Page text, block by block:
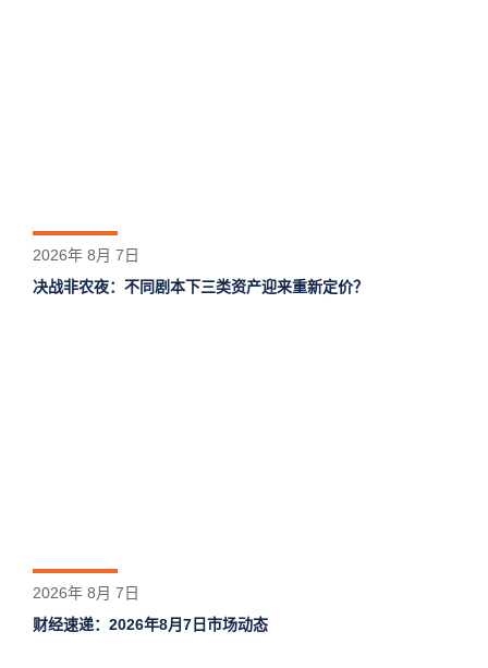
2026年 8月 7日
决战非农夜：不同剧本下三类资产迎来重新定价？
2026年 8月 7日
财经速递：2026年8月7日市场动态